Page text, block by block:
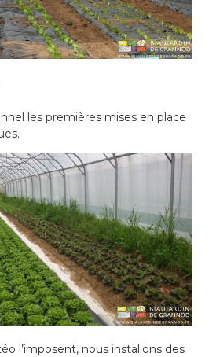
les premières mises en place
l’imposent, nous installons des